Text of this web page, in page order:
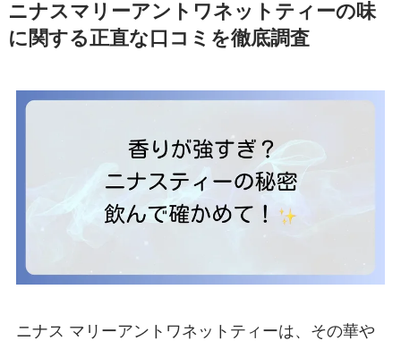
ニナスマリーアントワネットティーの味
に関する正直な口コミを徹底調査
ニナス マリーアントワネットティーは、その華や